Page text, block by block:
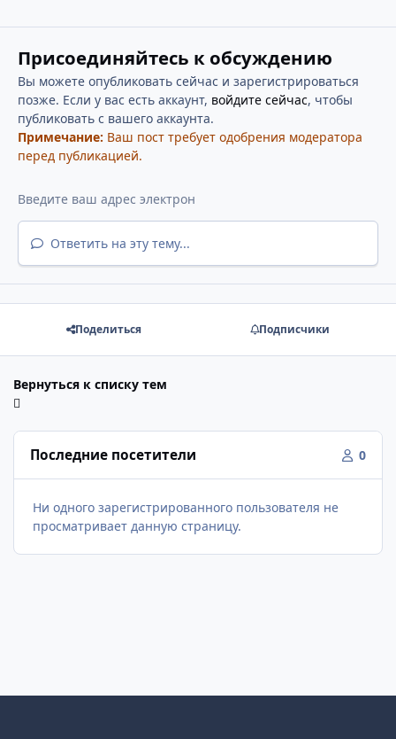
Присоединяйтесь к обсуждению
Вы можете опубликовать сейчас и зарегистрироваться
позже. Если у вас есть аккаунт, войдите сейчас, чтобы
публиковать с вашего аккаунта.
Примечание: Ваш пост требует одобрения модератора
перед публикацией.
Ответить на эту тему...
Поделиться Подписчики
Вернуться к списку тем
Последние посетители 0
Ни одного зарегистрированного пользователя не
просматривает данную страницу.